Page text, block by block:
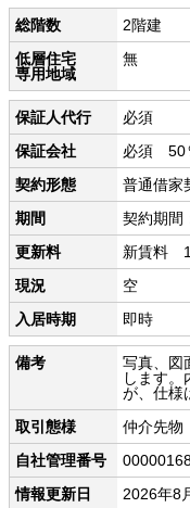
総階数
2階建
低層住宅
専用地域
無
保証人代行
必須
保証会社
必須 50
契約形態
普通借家
期間
契約期間
更新料
新賃料 1
現況
空
入居時期
即時
備考
写真、図
します。
が、仕様
取引態様
仲介先物
自社管理番号
情報更新日
2026年8